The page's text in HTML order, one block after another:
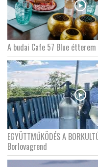
A budai Cafe 57 Blue
EGYÜTTMŰKÖDÉS A
Borlovagrend